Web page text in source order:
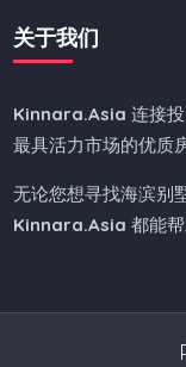
关于我们
Kinnara.Asia 连接
最具活力市场的优质
无论您想寻找海滨别
Kinnara.Asia 都能